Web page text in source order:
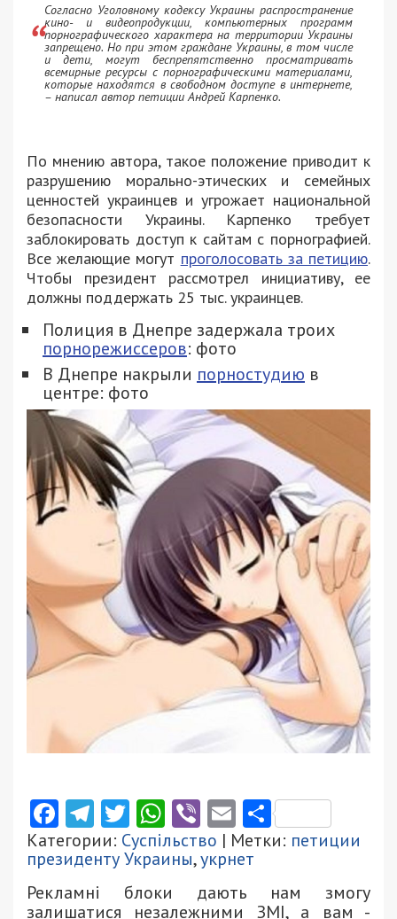
Согласно Уголовному кодексу Украины распространение
кино- и видеопродукции, компьютерных программ
порнографического характера на территории Украины
запрещено. Но при этом граждане Украины, в том числе
и дети, могут беспрепятственно просматривать
всемирные ресурсы с порнографическими материалами,
которые находятся в свободном доступе в интернете,
– написал автор петиции Андрей Карпенко.
По мнению автора, такое положение приводит к
разрушению морально-этических и семейных
ценностей украинцев и угрожает национальной
безопасности Украины. Карпенко требует
заблокировать доступ к сайтам с порнографией.
Все желающие могут проголосовать за петицию.
Чтобы президент рассмотрел инициативу, ее
должны поддержать 25 тыс. украинцев.
Полиция в Днепре задержала троих
порнорежиссеров: фото
В Днепре накрыли порностудию в
центре: фото
Facebook
Telegram
Twitter
WhatsApp
ViberEmail
Категории: Суспільство | Метки: петиции
президенту Украины,укрнет
Рекламні блоки дають нам змогу
залишатися незалежними ЗМІ, а вам -